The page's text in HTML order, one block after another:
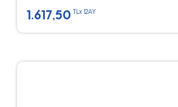
1.617,50 TLx 12AY